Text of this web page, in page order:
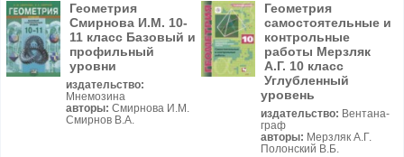
Геометрия
Смирнова И.М. 10-
11 класс Базовый и
профильный
уровни
издательство:
Мнемозина
авторы: Смирнова И.М.
Смирнов В.А.
Геометрия
самостоятельные и
контрольные
работы Мерзляк
А.Г. 10 класс
Углубленный
уровень
издательство: Вентана-
граф
авторы: Мерзляк А.Г.
Полонский В.Б.